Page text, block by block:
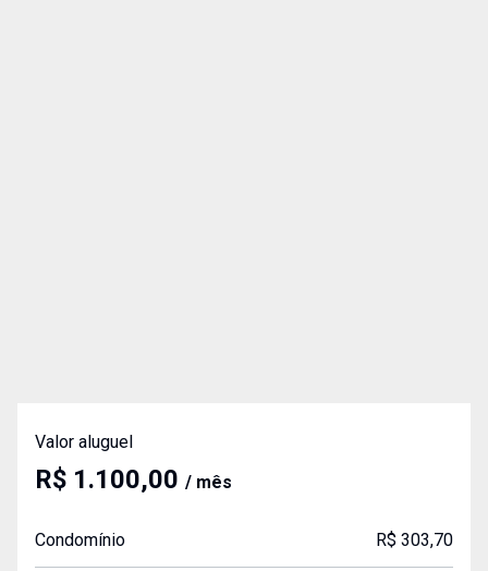
Valor aluguel
R$ 1.100,00 / mês
Condomínio R$ 303,70